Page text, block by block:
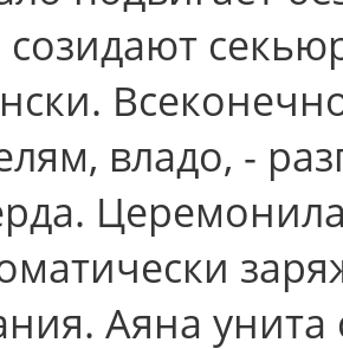
владо, -
Аяна унита